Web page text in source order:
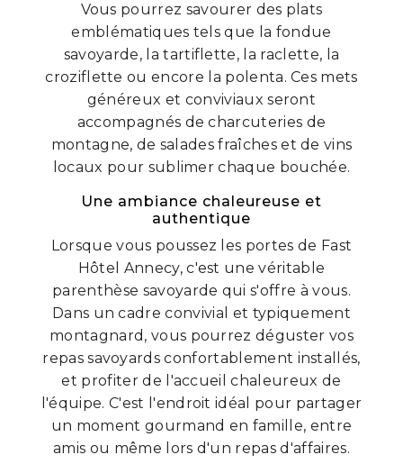
Vous pourrez savourer des plats
emblématiques tels que la fondue
savoyarde, la tartiflette, la raclette, la
croziflette ou encore la polenta. Ces mets
généreux et conviviaux seront
accompagnés de charcuteries de
montagne, de salades fraîches et de vins
locaux pour sublimer chaque bouchée.
Une ambiance chaleureuse et
authentique
Lorsque vous poussez les portes de Fast
Hôtel Annecy, c'est une véritable
parenthèse savoyarde qui s'offre à vous.
Dans un cadre convivial et typiquement
montagnard, vous pourrez déguster vos
repas savoyards confortablement installés,
et profiter de l'accueil chaleureux de
l'équipe. C'est l'endroit idéal pour partager
un moment gourmand en famille, entre
amis ou même lors d'un repas d'affaires.